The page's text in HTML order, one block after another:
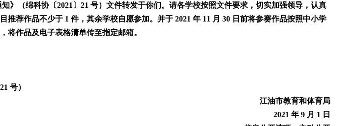
（绵科协〔2021〕21 号）文件转发于你们。请各学校按照文件要求，切实加强领导，认真
荐作品不少于 1 件，其余学校自愿参加。并于 2021 年 11 月 30 日前将参赛作品按照中小学
将作品及电子表格清单传至指定邮箱。
号）
江油市教育和体育局
2021 年 9 月 1 日